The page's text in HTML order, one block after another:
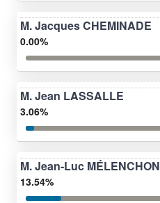
M. Jacques CHEMINADE
0.00%
M. Jean LASSALLE
3.06%
M. Jean-Luc MÉLENCHON
13.54%